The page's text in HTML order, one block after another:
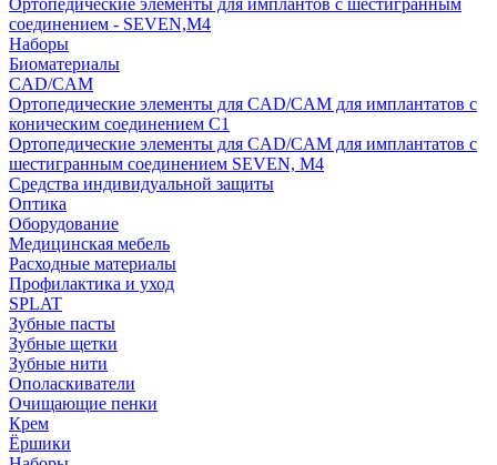
Ортопедические элементы для имплантов с шестигранным
соединением - SEVEN,M4
Наборы
Биоматериалы
CAD/CAM
Ортопедические элементы для CAD/CAM для имплантатов с
коническим соединением С1
Ортопедические элементы для CAD/CAM для имплантатов с
шестигранным соединением SEVEN, М4
Средства индивидуальной защиты
Оптика
Оборудование
Медицинская мебель
Расходные материалы
Профилактика и уход
SPLAT
Зубные пасты
Зубные щетки
Зубные нити
Ополаскиватели
Очищающие пенки
Крем
Ёршики